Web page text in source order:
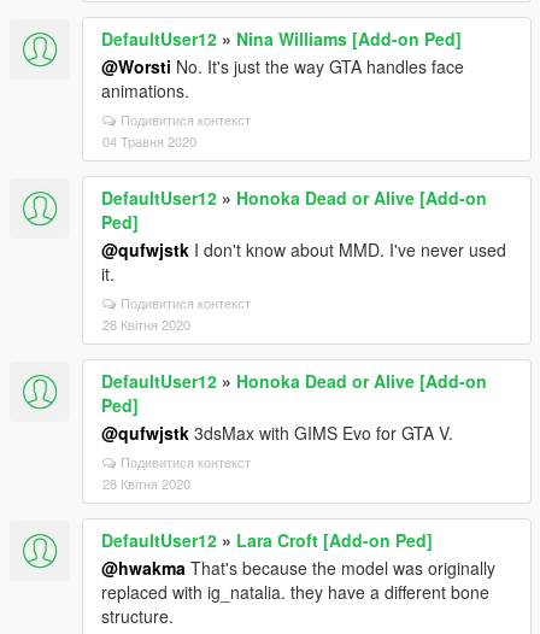
DefaultUser12 » Nina Williams [Add-on Ped]
@Worsti No. It's just the way GTA handles face
animations.
Подивитися контекст
04 Травня 2020
DefaultUser12 » Honoka Dead or Alive [Add-on
Ped]
@qufwjstk I don't know about MMD. I've never used
it.
Подивитися контекст
28 Квітня 2020
DefaultUser12 » Honoka Dead or Alive [Add-on
Ped]
@qufwjstk 3dsMax with GIMS Evo for GTA V.
Подивитися контекст
28 Квітня 2020
DefaultUser12 » Lara Croft [Add-on Ped]
@hwakma That's because the model was originally
replaced with ig_natalia. they have a different bone
structure.